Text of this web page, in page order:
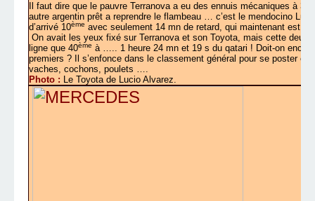
Il faut dire que le pauvre Terranova a eu des ennuis mécaniques à 30
autre argentin prêt a reprendre le flambeau … c’est le mendocino
d’arrivé 10ème avec seulement 14 mn de retard, qui maintenant est le
On avait les yeux fixé sur Terranova et son Toyota, mais cette
ligne que 40ème à ….. 1 heure 24 mn et 19 s du qatari ! Doit-on
premiers ? Il s’enfonce dans le classement général pour se poster en
vaches, cochons, poulets ….
Photo : Le Toyota de Lucio Alvarez.